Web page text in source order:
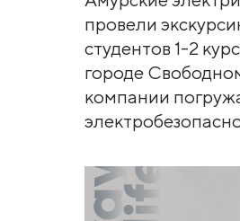
провели
студентов 1-2
городе
компании